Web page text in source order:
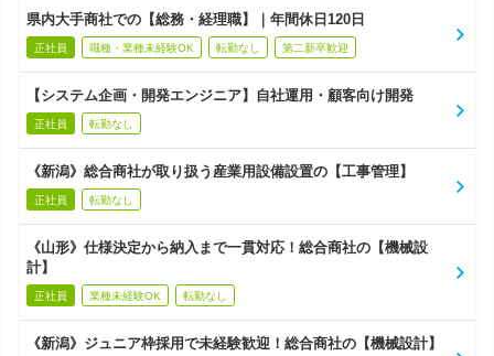
県内大手商社での【総務・経理職】｜年間休日120日
正社員 職種・業種未経験OK 転勤なし 第二新卒歓迎
【システム企画・開発エンジニア】自社運用・顧客向け開発
正社員 転勤なし
《新潟》総合商社が取り扱う産業用設備設置の【工事管理】
正社員 転勤なし
《山形》仕様決定から納入まで一貫対応！総合商社の【機械設
計】
正社員 業種未経験OK 転勤なし
《新潟》ジュニア枠採用で未経験歓迎！総合商社の【機械設計】